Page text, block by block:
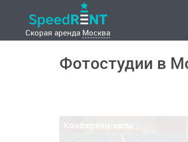
Скорая аренда Москва
Фотостудии в
Конференц-залы